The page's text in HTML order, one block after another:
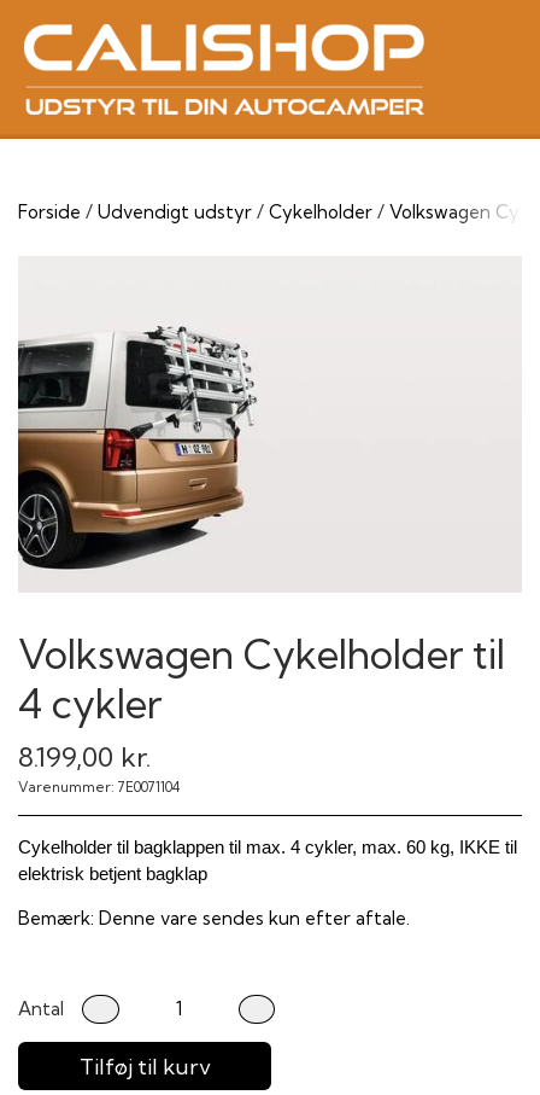
Forside Udvendigt udstyr Cykelholder Volkswagen
Volkswagen Cykelholder til
4 cykler
8.199,00 kr.
Varenummer: 7E0071104
Cykelholder til bagklappen til max. 4 cykler, max. 60 kg, IKKE til
elektrisk betjent bagklap
Bemærk: Denne vare sendes kun efter aftale.
Antal
Tilføj til kurv